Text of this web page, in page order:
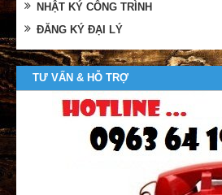
NHẬT KÝ CÔNG TRÌNH
ĐĂNG KÝ ĐẠI LÝ
TƯ VẤN & HỖ TRỢ